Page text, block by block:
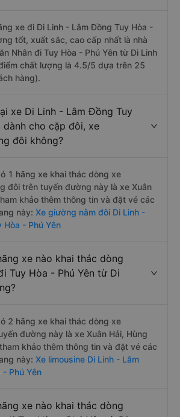
xe đi Di Linh - Lâm Đồng Tuy Hòa -
tốt, xuất sắc, cao cấp nhất là nhà
Nhân đi Tuy Hòa - Phú Yên từ Di Linh
chất lượng là 4.5/5 dựa trên 25
hàng).
xe Di Linh - Lâm Đồng Tuy
dành cho cặp đôi, xe
đôi không?
1 hãng xe khai thác dòng xe
đôi trên tuyến đường này là xe Xuân
khảo thêm thông tin và đặt vé các
này: Xe giường nằm đôi Di Linh -
Hòa - Phú Yên
xe nào khai thác dòng
Tuy Hòa - Phú Yên từ Di
2 hãng xe khai thác dòng xe
đường này là xe Xuân Hải, Hùng
khảo thêm thông tin và đặt vé các
này: Xe limousine Di Linh - Lâm
Phú Yên
xe nào khai thác dòng